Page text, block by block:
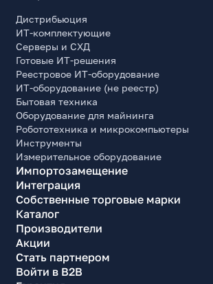
Дистрибьюция
ИТ-комплектующие
Серверы и СХД
Готовые ИТ-решения
Реестровое ИТ-оборудование
ИТ-оборудование (не реестр)
Бытовая техника
Оборудование для майнинга
Робототехника и микрокомпьютеры
Инструменты
Измерительное оборудование
Импортозамещение
Интеграция
Собственные торговые марки
Каталог
Производители
Акции
Стать партнером
Войти в B2B